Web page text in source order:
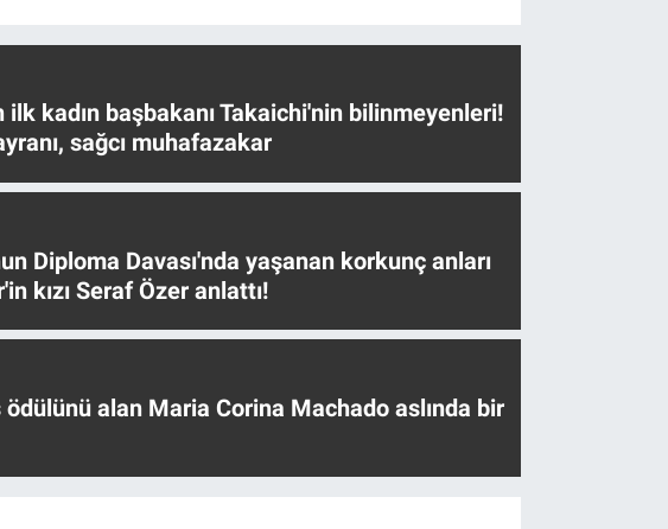
ilk kadın başbakanı Takaichi'nin bilinmeyenleri!
sağcı muhafazakar
Diploma Davası'nda yaşanan korkunç anları
kızı Seraf Özer anlattı!
ödülünü alan Maria Corina Machado aslında bir